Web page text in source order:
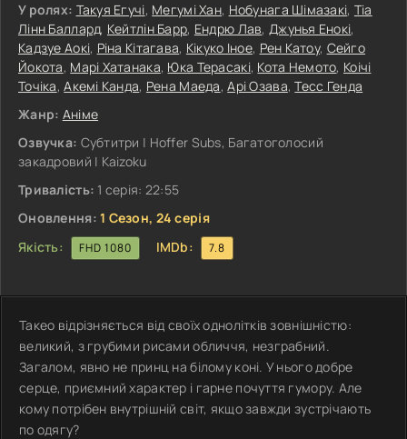
У ролях: Такуя Егучі, Мегумі Хан, Нобунага Шімазакі, Тіа
Лінн Баллард, Кейтлін Барр, Ендрю Лав, Джунья Енокі,
Кадзуе Аокі, Ріна Кітагава, Кікуко Іное, Рен Катоу, Сейго
Йокота, Марі Хатанака, Юка Терасакі, Кота Немото, Коічі
Точіка,Акемі Канда, Рена Маеда,Арі Озава,Тесс Генда
Жанр: Аніме
Озвучка: Субтитри | Hoffer Subs, Багатоголосий
закадровий | Kaizoku
Тривалість: 1 серія: 22:55
Оновлення: 1 Сезон, 24 серія
Якість:
FHD 1080 IMDb: 7.8
Такео відрізняється від своїх однолітків зовнішністю:
великий, з грубими рисами обличчя, незграбний.
Загалом, явно не принц на білому коні. У нього добре
серце, приємний характер і гарне почуття гумору. Але
кому потрібен внутрішній світ, якщо завжди зустрічають
по одягу?